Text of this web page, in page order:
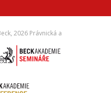
2026 Právnická a